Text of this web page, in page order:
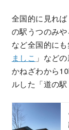
全国的に見れ
の駅うつのみ
など全国的に
ましこ 」など
かねざわから
ルした「道の